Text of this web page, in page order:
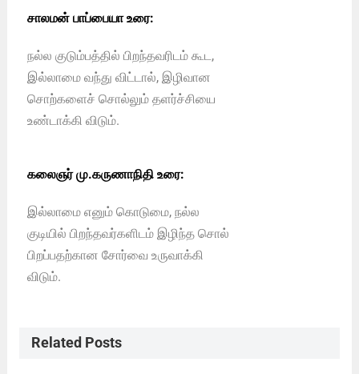
சாலமன் பாப்பையா உரை:
நல்ல குடும்பத்தில் பிறந்தவரிடம் கூட,
இல்லாமை வந்து விட்டால், இழிவான
சொற்களைச் சொல்லும் தளர்ச்சியை
உண்டாக்கி விடும்.
கலைஞர் மு.கருணாநிதி உரை:
இல்லாமை எனும் கொடுமை, நல்ல
குடியில் பிறந்தவர்களிடம் இழிந்த சொல்
பிறப்பதற்கான சோர்வை உருவாக்கி
விடும்.
Related Posts